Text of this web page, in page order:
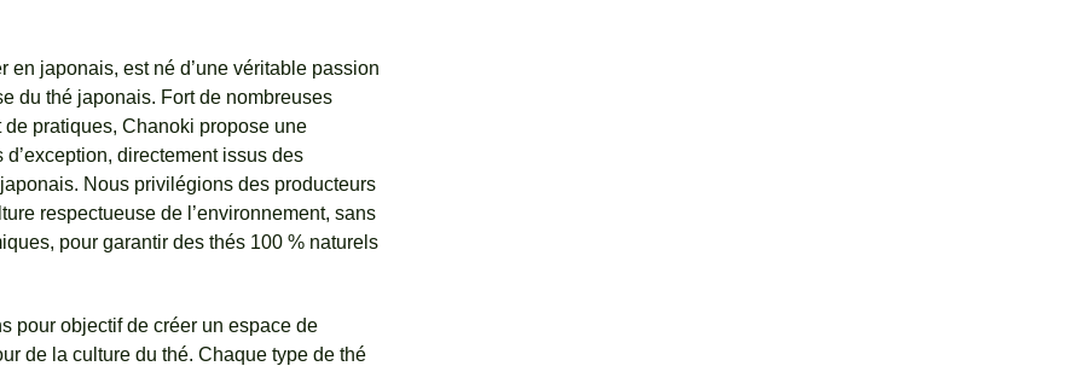
en japonais, est né d’une véritable passion
du thé japonais. Fort de nombreuses
pratiques, Chanoki propose une
directement issus des
Nous privilégions des producteurs
respectueuse de l’environnement, sans
pour garantir des thés 100 % naturels
pour objectif de créer un espace de
de la culture du thé. Chaque type de thé